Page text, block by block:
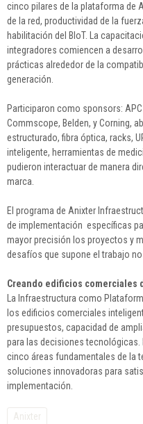
cinco pilares de la plataforma de
de la red, productividad de la
habilitación del BloT. La
integradores comiencen a
prácticas alrededor de la
generación.
Participaron como sponsors:
Commscope, Belden, y Corning,
estructurado, fibra óptica, racks,
inteligente, herramientas de
pudieron interactuar de manera
marca.
El programa de Anixter
de implementación específicas
mayor precisión los proyectos y
desafíos que supone el trabajo
Creando edificios comerciales
La Infraestructura como
los edificios comerciales
presupuestos, capacidad de
para las decisiones
cinco áreas fundamentales de la
soluciones innovadoras para
implementación.
Anixter